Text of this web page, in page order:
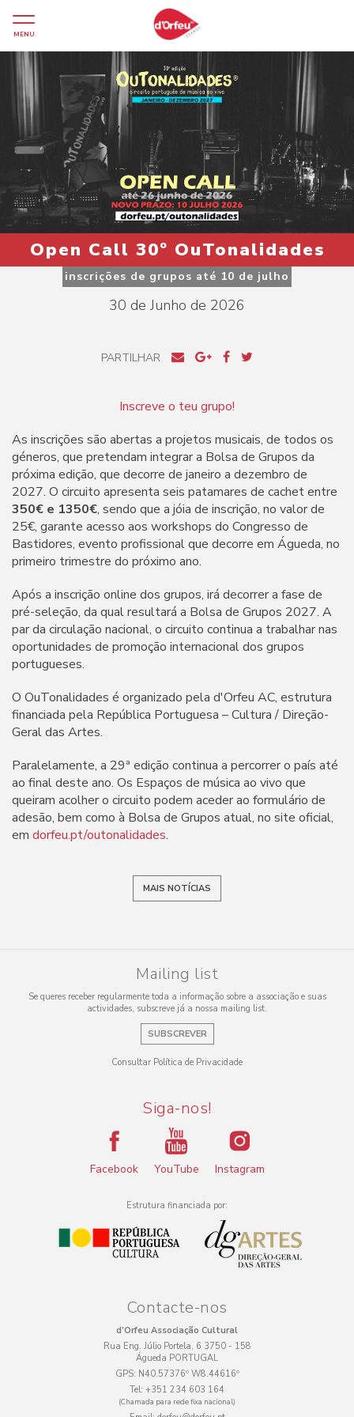
MENU
Open Call 30º OuTonalidades
inscrições de grupos até 10 de julho
30 de Junho de 2026
PARTILHAR
Inscreve o teu grupo!
As inscrições são abertas a projetos musicais, de todos os
géneros, que pretendam integrar a Bolsa de Grupos da
próxima edição, que decorre de janeiro a dezembro de
2027. O circuito apresenta seis patamares de cachet entre
350€ e 1350€, sendo que a jóia de inscrição, no valor de
25€, garante acesso aos workshops do Congresso de
Bastidores, evento profissional que decorre em Águeda, no
primeiro trimestre do próximo ano.
Após a inscrição online dos grupos, irá decorrer a fase de
pré-seleção, da qual resultará a Bolsa de Grupos 2027. A
par da circulação nacional, o circuito continua a trabalhar nas
oportunidades de promoção internacional dos grupos
portugueses.
O OuTonalidades é organizado pela d'Orfeu AC, estrutura
financiada pela República Portuguesa – Cultura / Direção-
Geral das Artes.
Paralelamente, a 29ª edição continua a percorrer o país até
ao final deste ano. Os Espaços de música ao vivo que
queiram acolher o circuito podem aceder ao formulário de
adesão, bem como à Bolsa de Grupos atual, no site oficial,
em dorfeu.pt/outonalidades.
MAIS NOTÍCIAS
Mailing list
Se queres receber regularmente toda a informação sobre a associação e suas
actividades, subscreve já a nossa mailing list.
SUBSCREVER
Consultar Política de Privacidade
Siga-nos!
Facebook YouTube Instagram
Estrutura financiada por:
Contacte-nos
d’Orfeu Associação Cultural
Rua Eng. Júlio Portela, 6 3750 - 158
Águeda PORTUGAL
GPS: N40.57376º W8.44616º
Tel: +351 234 603 164
(Chamada para rede fixa nacional)